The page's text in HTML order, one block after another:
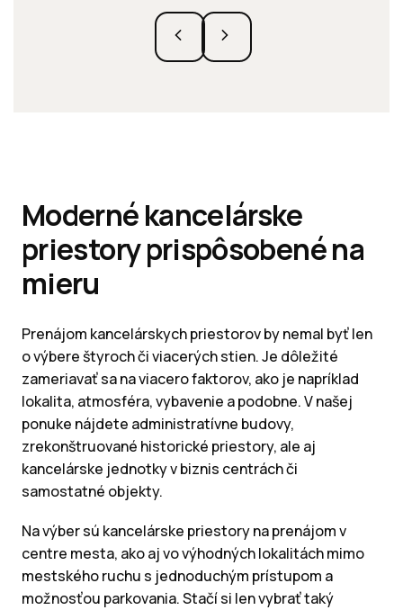
Moderné kancelárske
priestory prispôsobené na
mieru
Prenájom kancelárskych priestorov by nemal byť len
o výbere štyroch či viacerých stien. Je dôležité
zameriavať sa na viacero faktorov, ako je napríklad
lokalita, atmosféra, vybavenie a podobne. V našej
ponuke nájdete administratívne budovy,
zrekonštruované historické priestory, ale aj
kancelárske jednotky v biznis centrách či
samostatné objekty.
Na výber sú kancelárske priestory na prenájom v
centre mesta, ako aj vo výhodných lokalitách mimo
mestského ruchu s jednoduchým prístupom a
možnosťou parkovania. Stačí si len vybrať taký